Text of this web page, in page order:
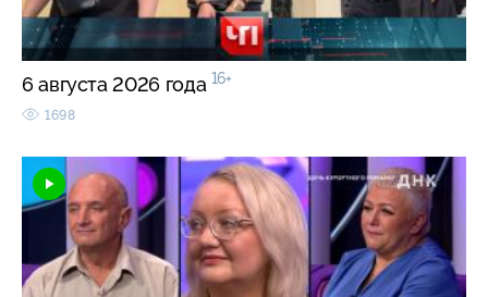
6 августа 2026 года 16+
1698